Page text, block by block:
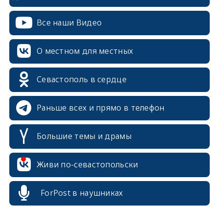
Все наши Видео
О местном для местных
Севастополь в сердце
Раньше всех и прямо в телефон
Большие темы и драмы
Живи по-севастопольски
ForPost в наушниках
erid: 2SDnjcrDNw6